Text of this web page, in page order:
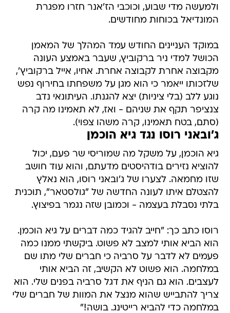
ולמעשה מדי שבוע, וכוכבי הז'אנר חזרו מפגרת
המונדיאל בכוחות מחודשים.
במוקד העניינים החודש עמד המהלך של המאמן
הכושל למדי ניר ברקוביץ, שעבר באמצע העונה
מקבוצה אחרת לקבוצה אחרת. אחיו, אייל ברקוביץ',
שלזכותו ייאמר כי הוא מגן על משפחתו בחירוף נפש
נוגע ללב (בלי ציניות) יצא להגנתו. העיתונאי נדב
צנציפר תקף את שניהם - ואז, לא תאמינו מה קרה
(סתם, בטח תאמינו, קרה משהו צפוי).
ג'ובאני רוסו נגד גיא הוכמן
גיא הוכמן, על משקל מה שמוריסי שר פעם, יכול
להוציא נזירים בודהיסטים מדעתם, והוא עוד חושב
שזו מחמאה. לצערו של ג'ובאני רוסו, הוא נאלץ
להצטלם איתו לעונה החדשה של "גולסטאר", תוכנית
בלתי נסבלת בעצמה - וכמובן שזה נגמר בפיצוץ.
רוסו כתב כך: "חייב להגיד כמה דברים על גיא הוכמן.
הוא הביא אותי למצב לא פשוט. ביקשתי ממנו כמה
פעמים לא לדבר על סרביה כי חברים שלי מתו שם
במלחמה. הוא פשוט לא הקשיב, זה הביא אותי
לעצבים. הוא גם הניף את דגל סרביה בפנים שלי. הוא
צריך להתבייש שהוא מנצל את המוות של חברים שלי
במלחמה כדי להביא רייטינג. בושה!"